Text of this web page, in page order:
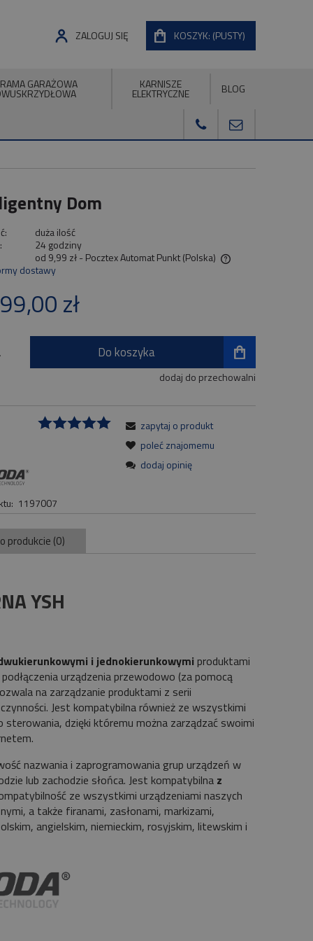
KOSZYK: (PUSTY)
ZALOGUJ SIĘ
GARAŻOWA KARNISZE
ELEKTRYCZNE BLOG
Dom
duża ilość
24 godziny
od 9,99 zł- Pocztex Automat Punkt(Polska)
płatności
dostawy
zł
Do koszyka
dodaj do przechowalni
1197007
zapytaj o produkt
poleć znajomemu
dodaj opinię
produkcie (0)
YSH
i jednokierunkowymi produktami
urządzenia przewodowo (za pomocą
na zarządzanie produktami z serii
Jest kompatybilna również ze wszystkimi
sterowania, dzięki któremu można zarządzać swoimi
nazwania i zaprogramowania grup urządzeń w
lub zachodzie słońca. Jest kompatybilna z
ze wszystkimi urządzeniami naszych
a także firanami, zasłonami, markizami,
angielskim, niemieckim, rosyjskim, litewskim i